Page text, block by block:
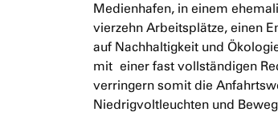
Medienhafen, in einem
vierzehn Arbeitsplätze, einen
auf Nachhaltigkeit und
mit einer fast vollständigen
verringern somit die
Niedrigvoltleuchten und